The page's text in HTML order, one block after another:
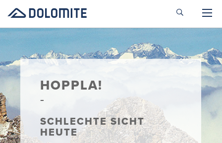
HOPPLA!
SCHLECHTE SICHT
HEUTE